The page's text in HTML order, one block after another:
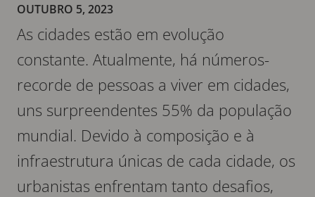
OUTUBRO 5, 2023
As cidades estão em evolução
constante. Atualmente, há números-
recorde de pessoas a viver em cidades,
uns surpreendentes 55% da população
mundial. Devido à composição e à
infraestrutura únicas de cada cidade, os
urbanistas enfrentam tanto desafios,